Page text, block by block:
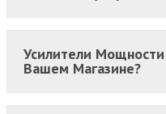
Усилители
Вашем Магазине?